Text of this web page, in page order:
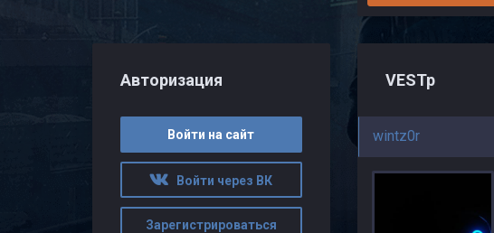
VESTp
wintz0r
Авторизация
Войти на сайт
Войти через ВК
Зарегистрироваться